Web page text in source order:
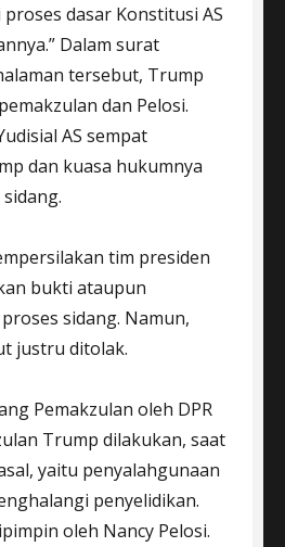
dasar Konstitusi AS
Dalam surat
tersebut, Trump
dan Pelosi.
AS sempat
dan kuasa hukumnya
tim presiden
bukti ataupun
sidang. Namun,
justru ditolak.
Pemakzulan oleh DPR
Trump dilakukan, saat
yaitu penyalahgunaan
penyelidikan.
oleh Nancy Pelosi.